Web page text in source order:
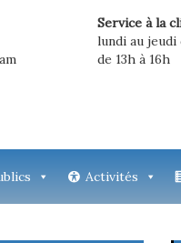
Service à la
lundi au
de 13h à 16h
Activités